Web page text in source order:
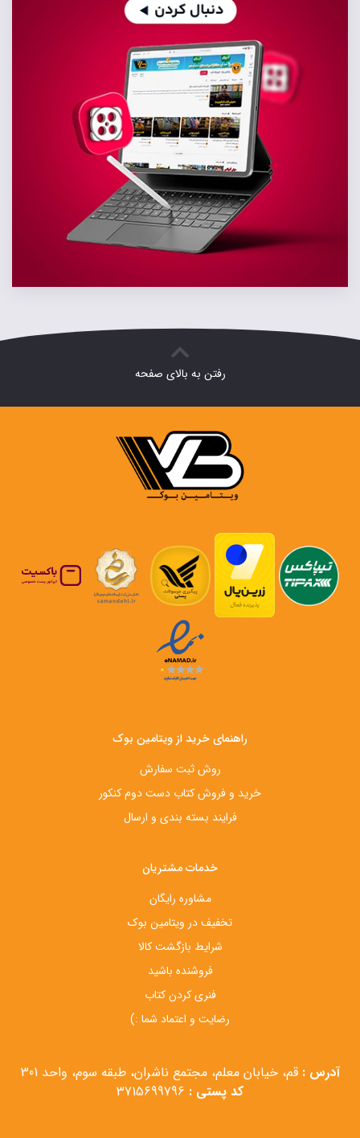
رفتن به بالای صفحه
راهنمای خرید از ویتامین بوک
روش ثبت سفارش
خرید و فروش کتاب دست‌ دوم کنکور
فرایند بسته بندی و ارسال
خدمات مشتریان
مشاوره رایگان
تخفیف در ویتامین بوک
شرایط بازگشت کالا
فروشنده باشید
فنری کردن کتاب
رضایت و اعتماد شما :)
آدرس : قم، خیابان معلم، مجتمع ناشران، طبقه سوم، واحد 301
کد پستی :